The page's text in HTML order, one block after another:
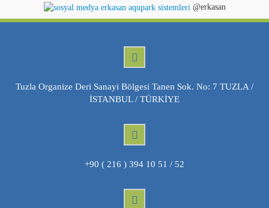
@erkasan
Tuzla Organize Deri Sanayi Bölgesi Tanen Sok. No: 7 TUZLA /
İSTANBUL / TÜRKİYE
+90 ( 216 ) 394 10 51 / 52